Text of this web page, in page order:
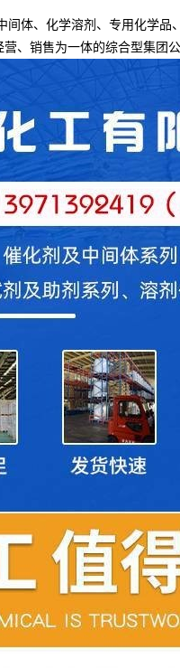
体、化学溶剂、专用化学
营、销售为一体的综合型集团公